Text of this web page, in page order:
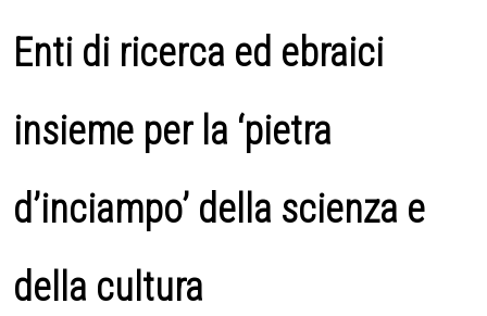
Enti di ricerca ed ebraici
insieme per la ‘pietra
d’inciampo’ della scienza e
della cultura